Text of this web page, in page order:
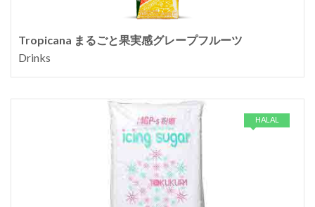
Tropicana まるごと果実感グレープフルーツ
Drinks
HALAL